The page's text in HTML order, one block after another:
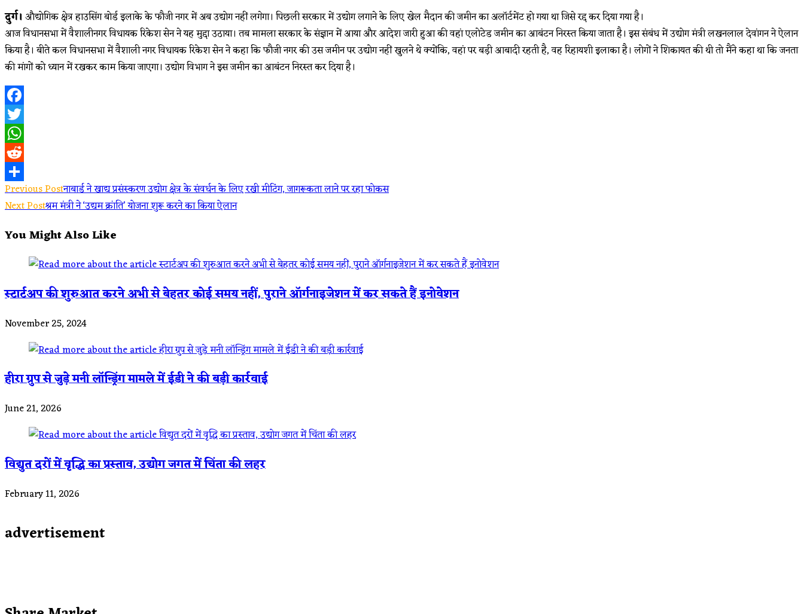
दुर्ग। औद्योगिक क्षेत्र हाउसिंग बोर्ड इलाके के फौजी नगर में अब उद्योग नहीं लगेगा। पिछली सरकार में उद्योग लगाने के लिए खेल मैदान‌ की जमीन का अलॉर्टमेंट हो गया था जिसे रद्द कर दिया गया है।
आज विधानसभा में वैशालीनगर विधायक रिकेश सेन ने यह मुद्दा उठाया। तब मामला सरकार के संज्ञान में आया और आदेश जारी हुआ की वहां एलोटेड जमीन का आबंटन निरस्त किया जाता है। इस संबंध में उद्योग मंत्री लखनलाल देवांगन ने ऐलान
किया है। बीते कल विधानसभा में वैशाली नगर विधायक रिकेश सेन ने कहा कि फौजी नगर की उस जमीन पर उद्योग नहीं खुलने थे क्योंकि, वहां पर बड़ी आबादी रहती है, वह रिहायशी इलाका है। लोगों ने शिकायत की थी तो मैंने कहा था कि जनता
की मांगों को ध्यान में रखकर काम किया जाएगा। उद्योग विभाग ने इस जमीन का आबंटन निरस्त कर दिया है।
Facebook
Twitter
WhatsApp
Reddit
Share
Read
more
articles
Previous Postनाबार्ड ने खाद्य प्रसंस्करण उद्योग क्षेत्र के संवर्धन के लिए रखी मीटिंग, जागरूकता लाने पर रहा फोकस
Next Postश्रम मंत्री ने ‘उद्यम क्रांति’ योजना शुरू करने का किया ऐलान
You Might Also Like
स्टार्टअप की शुरुआत करने अभी से बेहतर कोई समय नहीं, पुराने ऑर्गनाइजेशन में कर सकते हैं इनोवेशन
November 25, 2024
हीरा ग्रुप से जुड़े मनी लॉन्ड्रिंग मामले में ईडी ने की बड़ी कार्रवाई
June 21, 2026
विद्युत दरों में वृद्धि का प्रस्ताव, उद्योग जगत में चिंता की लहर
February 11, 2026
advertisement